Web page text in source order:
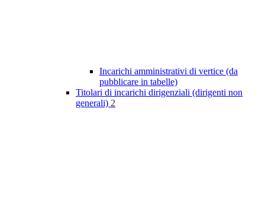
Incarichi amministrativi di vertice (da
pubblicare in tabelle)
Titolari di incarichi dirigenziali (dirigenti non
generali) 2